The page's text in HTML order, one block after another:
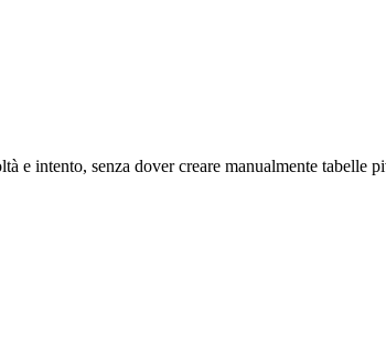
e intento, senza dover creare manualmente tabelle